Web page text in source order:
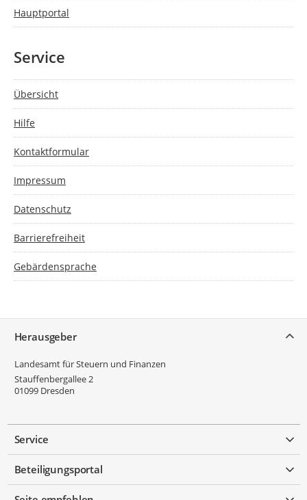
Hauptportal
Service
Übersicht
Hilfe
Kontaktformular
Impressum
Datenschutz
Barrierefreiheit
Gebärdensprache
Herausgeber
Landesamt für Steuern und Finanzen
Stauffenbergallee 2
01099 Dresden
Service
Beteiligungsportal